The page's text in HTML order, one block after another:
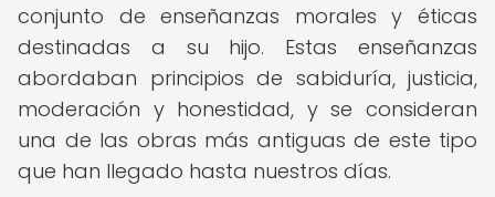
conjunto de enseñanzas morales y éticas
destinadas a su hijo. Estas enseñanzas
abordaban principios de sabiduría, justicia,
moderación y honestidad, y se consideran
una de las obras más antiguas de este tipo
que han llegado hasta nuestros días.